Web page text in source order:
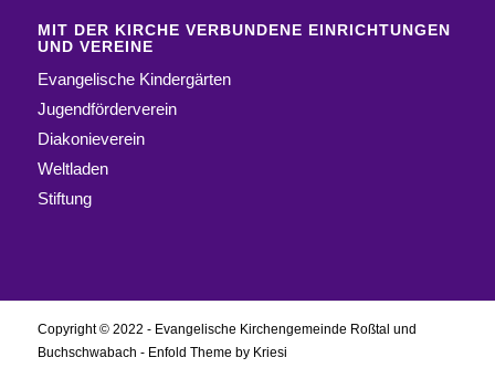
MIT DER KIRCHE VERBUNDENE EINRICHTUNGEN
UND VEREINE
Evangelische Kindergärten
Jugendförderverein
Diakonieverein
Weltladen
Stiftung
Copyright © 2022 - Evangelische Kirchengemeinde Roßtal und
Buchschwabach - Enfold Theme by Kriesi